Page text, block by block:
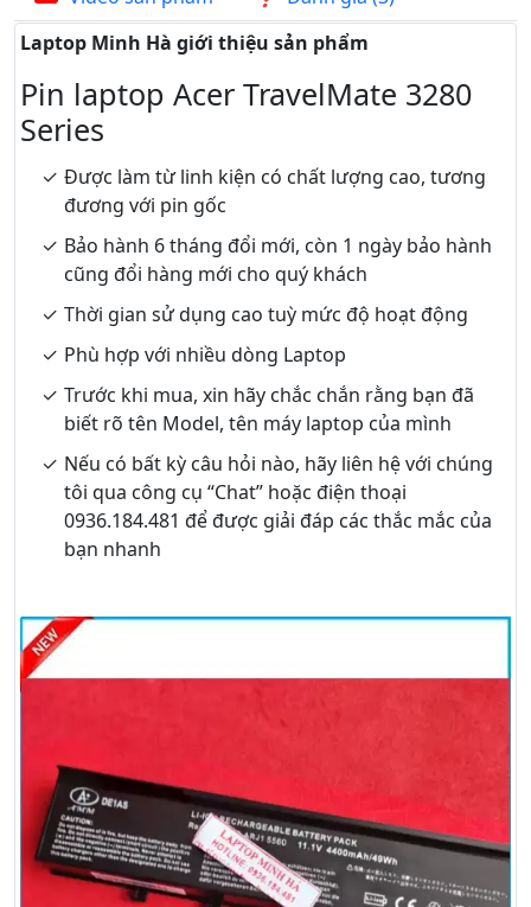
Laptop Minh Hà giới thiệu sản phẩm
Pin laptop Acer TravelMate 3280
Series
Được làm từ linh kiện có chất lượng cao, tương
đương với pin gốc
Bảo hành 6 tháng đổi mới, còn 1 ngày bảo hành
cũng đổi hàng mới cho quý khách
Thời gian sử dụng cao tuỳ mức độ hoạt động
Phù hợp với nhiều dòng Laptop
Trước khi mua, xin hãy chắc chắn rằng bạn đã
biết rõ tên Model, tên máy laptop của mình
Nếu có bất kỳ câu hỏi nào, hãy liên hệ với chúng
tôi qua công cụ “Chat” hoặc điện thoại
0936.184.481 để được giải đáp các thắc mắc của
bạn nhanh